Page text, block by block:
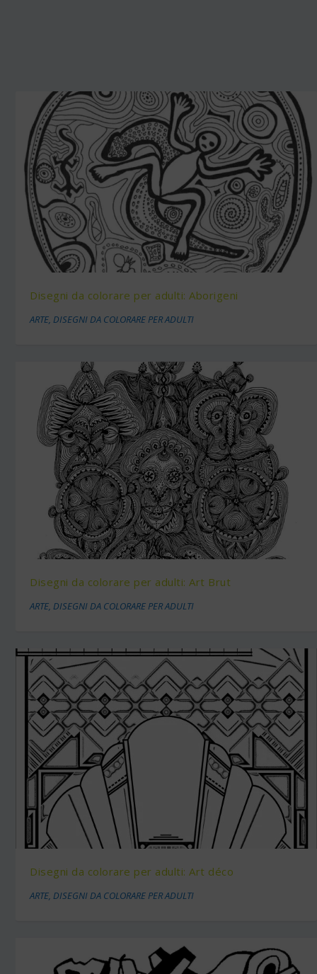
Disegni da colorare per adulti: Aborigeni
ARTE,DISEGNI DA COLORARE PER ADULTI
Disegni da colorare per adulti: Art Brut
ARTE,DISEGNI DA COLORARE PER ADULTI
Disegni da colorare per adulti: Art déco
ARTE,DISEGNI DA COLORARE PER ADULTI